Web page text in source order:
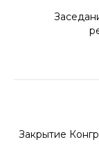
Закрытие